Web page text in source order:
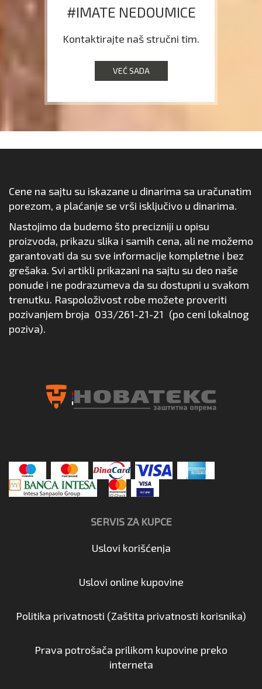
#IMATE NEDOUMICE
Kontaktirajte naš stručni tim.
VEĆ SADA
Cene na sajtu su iskazane u dinarima sa uračunatim
porezom, a plaćanje se vrši isključivo u dinarima.
Nastojimo da budemo što precizniji u opisu
proizvoda, prikazu slika i samih cena, ali ne možemo
garantovati da su sve informacije kompletne i bez
grešaka. Svi artikli prikazani na sajtu su deo naše
ponude i ne podrazumeva da su dostupni u svakom
trenutku. Raspoloživost robe možete proveriti
pozivanjem broja 033/261-21-21 (po ceni lokalnog
poziva).
SERVIS ZA KUPCE
Uslovi korišćenja
Uslovi online kupovine
Politika privatnosti (Zaštita privatnosti korisnika)
Prava potrošača prilikom kupovine preko
interneta